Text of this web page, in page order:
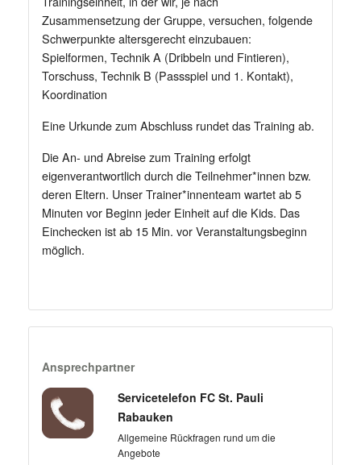
Zusammensetzung der Gruppe, versuchen, folgende
Schwerpunkte altersgerecht einzubauen:
Spielformen, Technik A (Dribbeln und Fintieren),
Torschuss, Technik B (Passspiel und 1. Kontakt),
Koordination
Eine Urkunde zum Abschluss rundet das Training ab.
Die An- und Abreise zum Training erfolgt
eigenverantwortlich durch die Teilnehmer*innen bzw.
deren Eltern. Unser Trainer*innenteam wartet ab 5
Minuten vor Beginn jeder Einheit auf die Kids. Das
Einchecken ist ab 15 Min. vor Veranstaltungsbeginn
möglich.
Ansprechpartner
Servicetelefon FC St. Pauli
Rabauken
Allgemeine Rückfragen rund um die
Angebote